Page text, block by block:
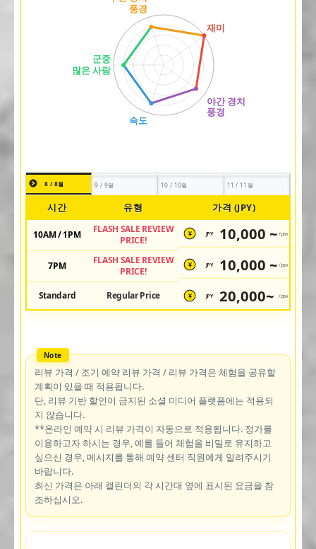
8 / 8월 9 / 9월 10 / 10월 11 / 11월
시간 유형 가격 (JPY)
10AM / 1PM
FLASH SALE REVIEW
PRICE!
¥ JPY 10,000 ~ /pax
7PM
FLASH SALE REVIEW
PRICE!
¥ JPY 10,000 ~ /pax
Standard Regular Price ¥ JPY 20,000~ /pax
리뷰 가격 / 조기 예약 리뷰 가격 / 리뷰 가격은 체험을 공유할
계획이 있을 때 적용됩니다.
단, 리뷰 기반 할인이 금지된 소셜 미디어 플랫폼에는 적용되
지 않습니다.
**온라인 예약 시 리뷰 가격이 자동으로 적용됩니다. 정가를
이용하고자 하시는 경우, 예를 들어 체험을 비밀로 유지하고
싶으신 경우, 메시지를 통해 예약 센터 직원에게 알려주시기
바랍니다.
최신 가격은 아래 캘린더의 각 시간대 옆에 표시된 요금을 참
조하십시오.